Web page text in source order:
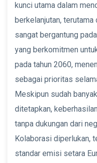
kunci utama dalam
berkelanjutan,
sangat bergantung
yang berkomitmen
pada tahun 2060,
sebagai prioritas
Meskipun sudah
ditetapkan,
tanpa dukungan dari
Kolaborasi diperlukan,
standar emisi setara